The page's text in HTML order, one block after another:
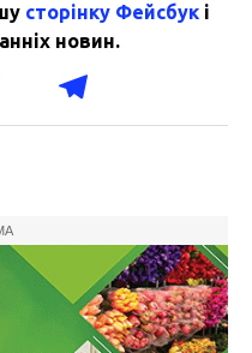
сторінку Фейсбук і
новин.